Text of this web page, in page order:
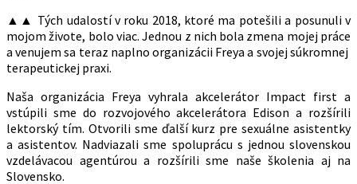
▲▲ Tých udalostí v roku 2018, ktoré ma potešili a posunuli v
mojom živote, bolo viac. Jednou z nich bola zmena mojej práce
a venujem sa teraz naplno organizácii Freya a svojej súkromnej ​​
terapeutickej praxi.
Naša organizácia Freya vyhrala akcelerátor Impact first a
vstúpili sme do rozvojového akcelerátora Edison a rozšírili
lektorský tím. Otvorili sme ďalší kurz pre sexuálne asistentky
a asistentov. Nadviazali sme spoluprácu s jednou slovenskou
vzdelávacou agentúrou a rozšírili sme naše školenia aj na
Slovensko.